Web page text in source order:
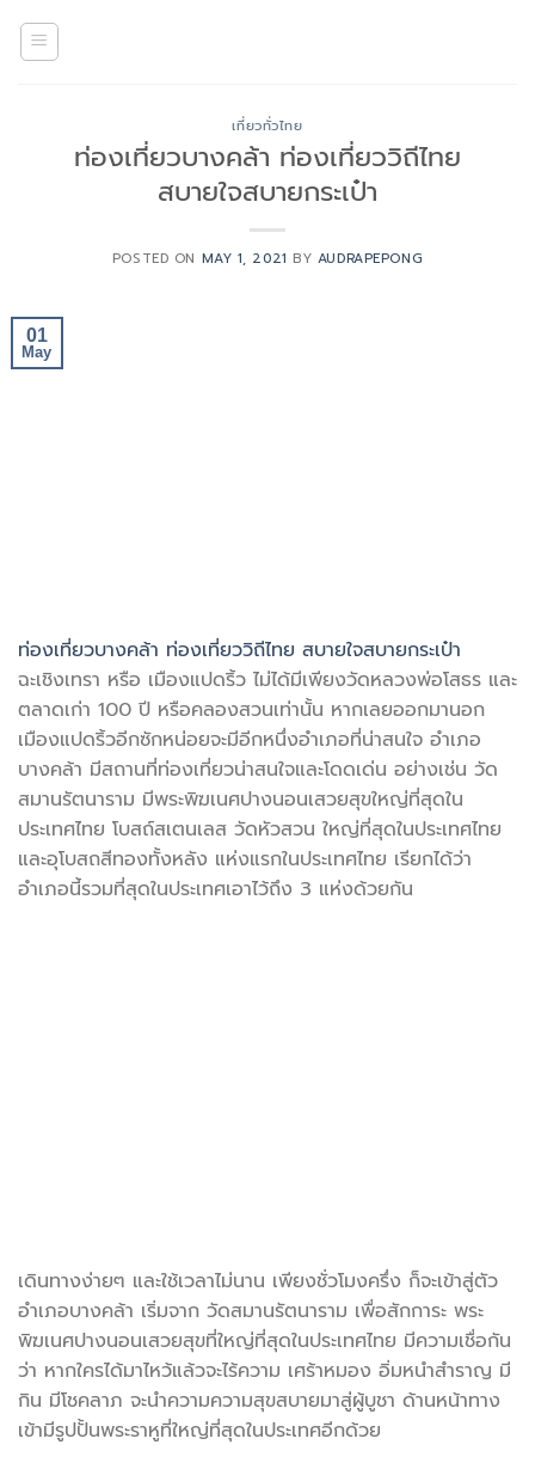
เที่ยวทั่วไทย
ท่องเที่ยวบางคล้า ท่องเที่ยววิถีไทย
สบายใจสบายกระเป๋า
POSTED ON MAY 1, 2021 BY AUDRAPEPONG
01
May
ท่องเที่ยวบางคล้า ท่องเที่ยววิถีไทย สบายใจสบายกระเป๋า
ฉะเชิงเทรา หรือ เมืองแปดริ้ว ไม่ได้มีเพียงวัดหลวงพ่อโสธร และ
ตลาดเก่า 100 ปี หรือคลองสวนเท่านั้น หากเลยออกมานอก
เมืองแปดริ้วอีกซักหน่อยจะมีอีกหนึ่งอำเภอที่น่าสนใจ อำเภอ
บางคล้า มีสถานที่ท่องเที่ยวน่าสนใจและโดดเด่น อย่างเช่น วัด
สมานรัตนาราม มีพระพิฆเนศปางนอนเสวยสุขใหญ่ที่สุดใน
ประเทศไทย โบสถ์สเตนเลส วัดหัวสวน ใหญ่ที่สุดในประเทศไทย
และอุโบสถสีทองทั้งหลัง แห่งแรกในประเทศไทย เรียกได้ว่า
อำเภอนี้รวมที่สุดในประเทศเอาไว้ถึง 3 แห่งด้วยกัน
เดินทางง่ายๆ และใช้เวลาไม่นาน เพียงชั่วโมงครึ่ง ก็จะเข้าสู่ตัว
อำเภอบางคล้า เริ่มจาก วัดสมานรัตนาราม เพื่อสักการะ พระ
พิฆเนศปางนอนเสวยสุขที่ใหญ่ที่สุดในประเทศไทย มีความเชื่อกัน
ว่า หากใครได้มาไหว้แล้วจะไร้ความ เศร้าหมอง อิ่มหนำสำราญ มี
กิน มีโชคลาภ จะนำความความสุขสบายมาสู่ผู้บูชา ด้านหน้าทาง
เข้ามีรูปปั้นพระราหูที่ใหญ่ที่สุดในประเทศอีกด้วย